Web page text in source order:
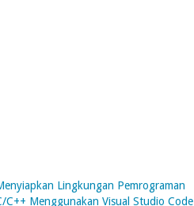
Lingkungan Pemrograman
C++ Menggunakan Visual Studio Code